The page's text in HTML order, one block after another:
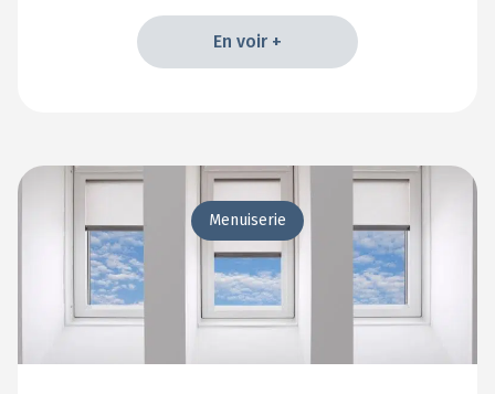
En voir +
Menuiserie